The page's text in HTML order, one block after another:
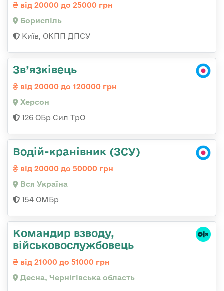
від 20000 до 25000 грн
Бориспіль
Київ, ОКПП ДПСУ
Зв’язківець
від 20000 до 120000 грн
Херсон
126 ОБр Сил ТрО
Водій-кранівник (ЗСУ)
від 20000 до 50000 грн
Вся Україна
154 ОМБр
Командир взводу,
військовослужбовець
від 21000 до 51000 грн
Десна, Чернігівська область